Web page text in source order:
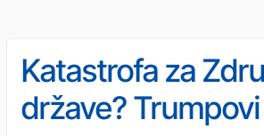
Katastrofa za
države? Trumpovi